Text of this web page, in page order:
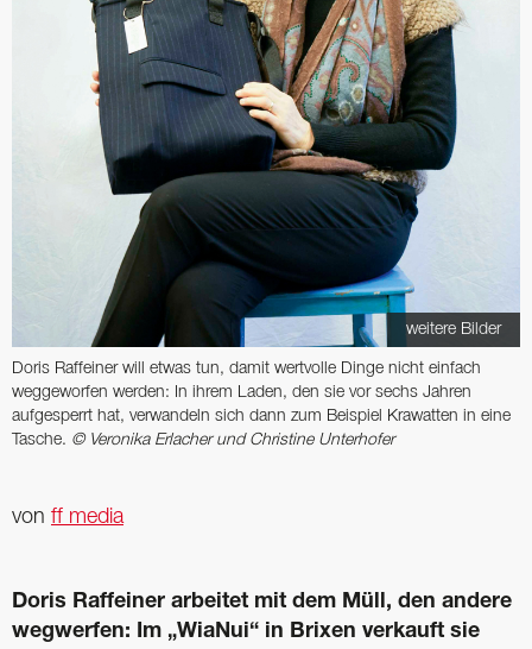
weitere Bilder
Doris Raffeiner will etwas tun, damit wertvolle Dinge nicht einfach
weggeworfen werden: In ihrem Laden, den sie vor sechs Jahren
aufgesperrt hat, verwandeln sich dann zum Beispiel Krawatten in eine
Tasche. © Veronika Erlacher und Christine Unterhofer
von ff media
Doris Raffeiner arbeitet mit dem Müll, den andere
wegwerfen: Im „WiaNui“ in ­Brixen verkauft sie